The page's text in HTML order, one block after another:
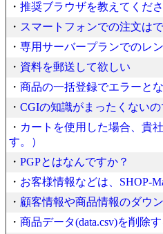
・ 推奨ブラウザを教えてくだ
・ スマートフォンでの注文は
・ 専用サーバープランでのレ
・ 資料を郵送して欲しい
・ 商品の一括登録でエラーとな
・ CGIの知識がまったくない
・ カートを使用した場合、貴
す。）
・ PGPとはなんですか？
・ お客様情報などは、SHOP-
・ 顧客情報や商品情報のダウ
・ 商品データ(data.csv)を削除